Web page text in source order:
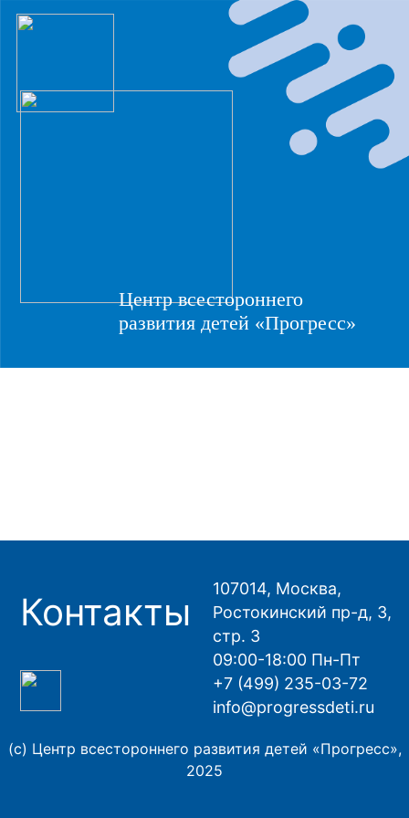
Центр всестороннего
развития детей «Прогресс»
Контакты
107014, Москва,
Ростокинский пр-д, 3,
стр. 3
09:00-18:00 Пн-Пт
+7 (499) 235-03-72
info@progressdeti.ru
(с) Центр всестороннего развития детей «Прогресс»,
2025